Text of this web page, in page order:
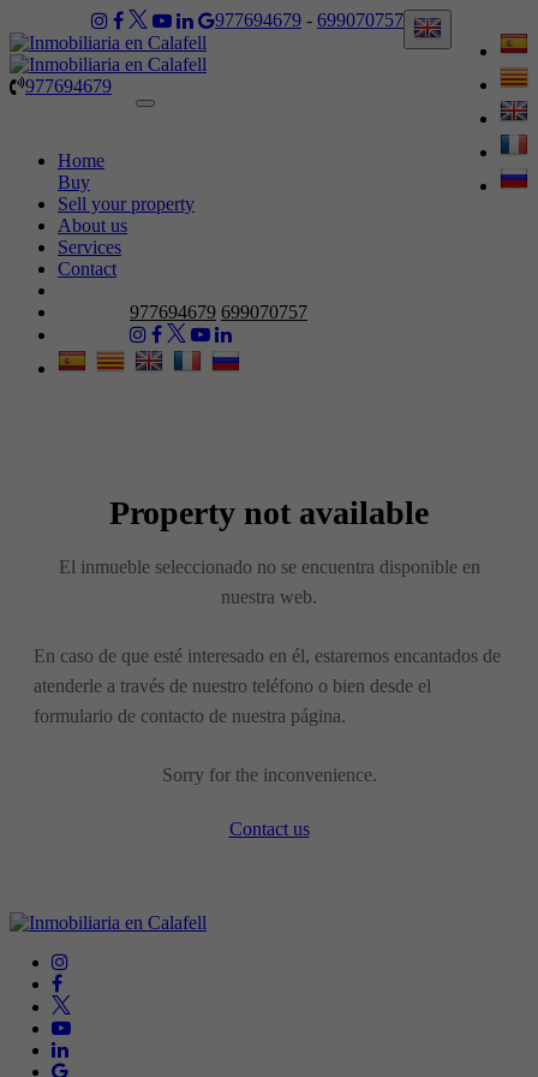
977694679 - 699070757
977694679
Toggle
Home
Buy
Sell your property
About us
Services
Contact
977694679 699070757
Property not available
El inmueble seleccionado no se encuentra disponible en
nuestra web.
En caso de que esté interesado en él, estaremos encantados de
atenderle a través de nuestro teléfono o bien desde el
formulario de contacto de nuestra página.
Sorry for the inconvenience.
Contact us